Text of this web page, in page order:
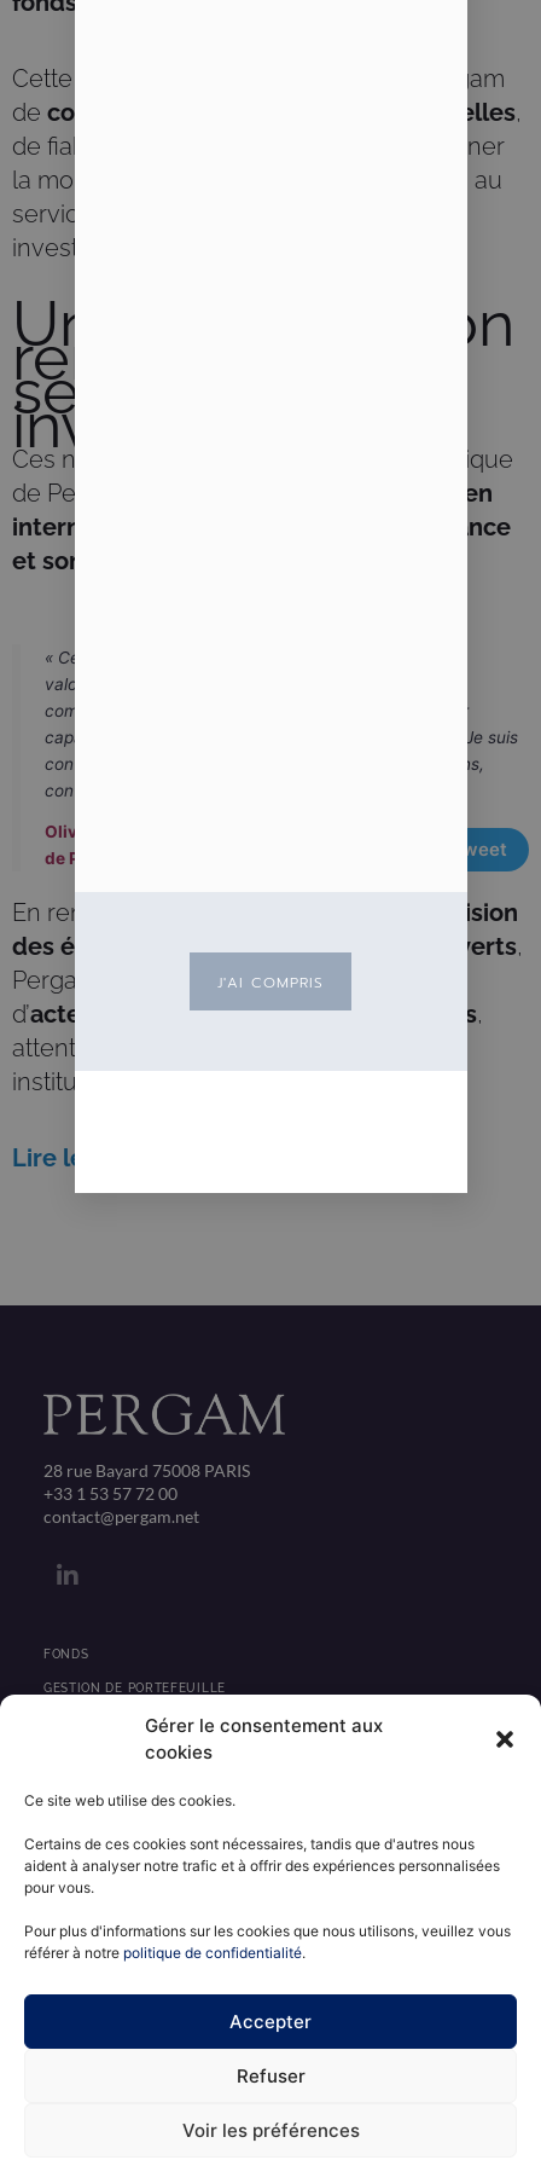
Gérer le consentement aux
cookies
Ce site web utilise des cookies.
Certains de ces cookies sont nécessaires, tandis que d'autres nous
aident à analyser notre trafic et à offrir des expériences personnalisées
pour vous.
Pour plus d'informations sur les cookies que nous utilisons, veuillez vous
référer à notre politique de confidentialité.
Accepter
Refuser
Voir les préférences
Cette évolution reflète la volonté de Pergam
de consolider ses fonctions opérationnelles,
de fiabiliser les processus et d’accompagner
la montée en compétences des équipes, au
service de la qualité de gestion pour les
investisseurs.
Une structuration
renforcée au
service des
investisseurs
Ces nominations s’inscrivent dans la politique
de Pergam visant à
valoriser les talents en
interne
gouvernance
et son organisation opérationnelle
« Ces promotions internes illustrent notre politique de
valorisation des talents et de reconnaissance des
compétences. Alexandre et Nacime ont démontré leur
capacité à relever les défis et à porter nos ambitions. Je suis
convaincu qu'ils sauront, dans leurs nouvelles fonctions,
contribuer pleinement à notre développement »
Olivier Combastet, Président et Fondateur
de Pergam
Tweet
En renforçant la
gouvernance, la supervision
des équipes et la gestion des fonds ouverts,
Pergam confirme son positionnement
d’acteur indépendant de gestion d’actifs,
attentif aux exigences des investisseurs
institutionnels et professionnels.
Lire le communiqué
28 rue Bayard 75008 PARIS
+33 1 53 57 72 00
contact@pergam.net
L
i
e
d
FONDS
GESTION DE PORTEFEUILLE
PRIVATE EQUITY
CONTACT
INFORMATIONS RÉGLEMENTAIRES
POLITIQUE DE CONFIDENTIALITÉ
ESPACE CLIENT
J'AI COMPRIS